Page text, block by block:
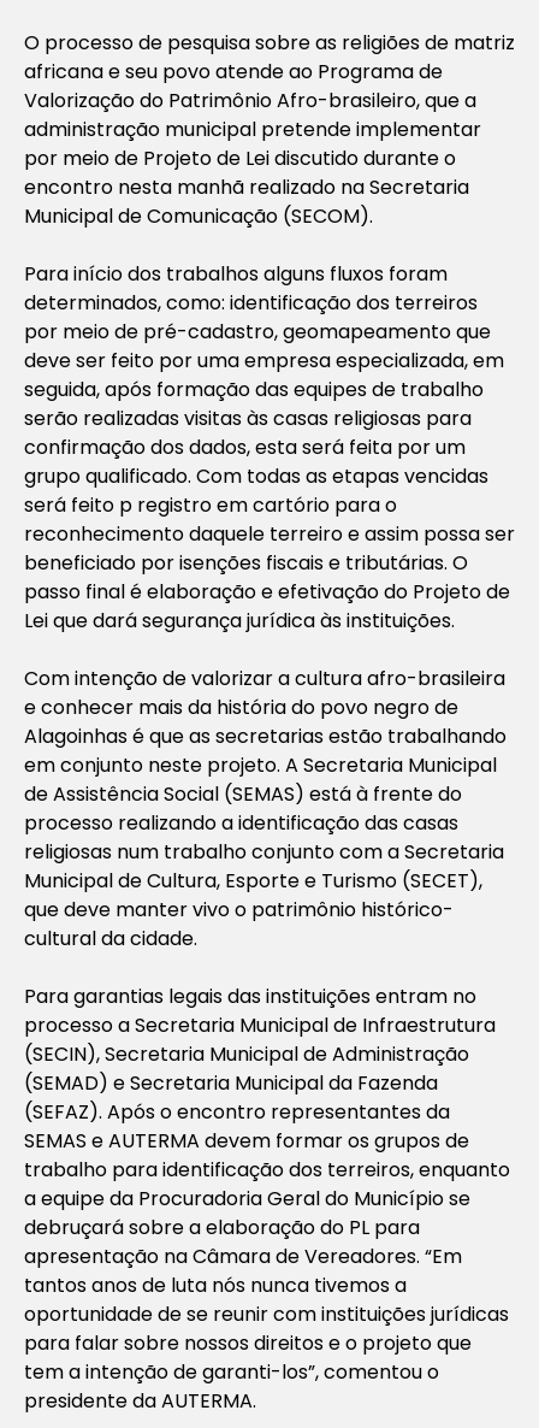
O processo de pesquisa sobre as religiões de matriz
africana e seu povo atende ao Programa de
Valorização do Patrimônio Afro-brasileiro, que a
administração municipal pretende implementar
por meio de Projeto de Lei discutido durante o
encontro nesta manhã realizado na Secretaria
Municipal de Comunicação (SECOM).
Para início dos trabalhos alguns fluxos foram
determinados, como: identificação dos terreiros
por meio de pré-cadastro, geomapeamento que
deve ser feito por uma empresa especializada, em
seguida, após formação das equipes de trabalho
serão realizadas visitas às casas religiosas para
confirmação dos dados, esta será feita por um
grupo qualificado. Com todas as etapas vencidas
será feito p registro em cartório para o
reconhecimento daquele terreiro e assim possa ser
beneficiado por isenções fiscais e tributárias. O
passo final é elaboração e efetivação do Projeto de
Lei que dará segurança jurídica às instituições.
Com intenção de valorizar a cultura afro-brasileira
e conhecer mais da história do povo negro de
Alagoinhas é que as secretarias estão trabalhando
em conjunto neste projeto. A Secretaria Municipal
de Assistência Social (SEMAS) está à frente do
processo realizando a identificação das casas
religiosas num trabalho conjunto com a Secretaria
Municipal de Cultura, Esporte e Turismo (SECET),
que deve manter vivo o patrimônio histórico-
cultural da cidade.
Para garantias legais das instituições entram no
processo a Secretaria Municipal de Infraestrutura
(SECIN), Secretaria Municipal de Administração
(SEMAD) e Secretaria Municipal da Fazenda
(SEFAZ). Após o encontro representantes da
SEMAS e AUTERMA devem formar os grupos de
trabalho para identificação dos terreiros, enquanto
a equipe da Procuradoria Geral do Município se
debruçará sobre a elaboração do PL para
apresentação na Câmara de Vereadores. “Em
tantos anos de luta nós nunca tivemos a
oportunidade de se reunir com instituições jurídicas
para falar sobre nossos direitos e o projeto que
tem a intenção de garanti-los”, comentou o
presidente da AUTERMA.